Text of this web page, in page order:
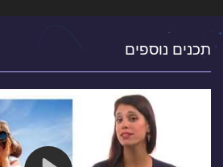
תכנים נוספים